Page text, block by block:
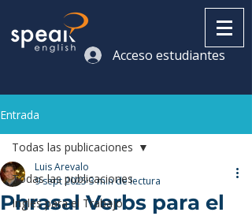
Acceso estudiantes
Entrada
Todas las publicaciones
Inglés para el Trabajo
Todas las publicaciones
Phrasal Verbs para el
Luis Arevalo
9 sept 20253 min de lectura